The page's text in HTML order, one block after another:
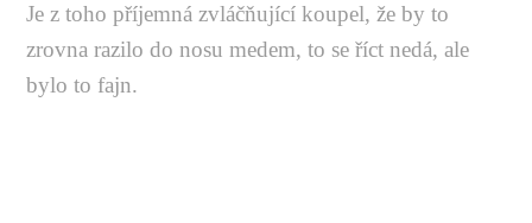
Je z toho příjemná zvláčňující koupel, že by to
zrovna razilo do nosu medem, to se říct nedá, ale
bylo to fajn.